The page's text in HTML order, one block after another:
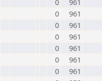
0
961
0
961
0
961
0
961
0
961
0
961
0
961